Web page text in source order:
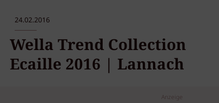
24.02.2016
Wella Trend Collection
Ecaille 2016 | Lannach
Anzeige